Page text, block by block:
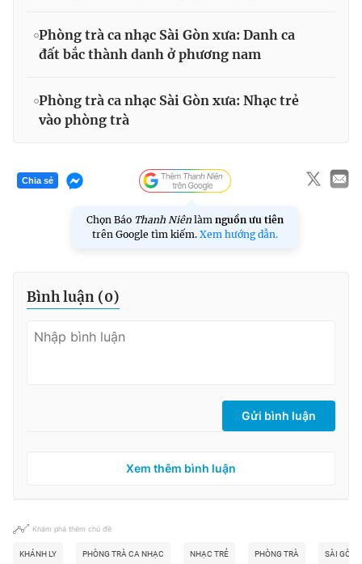
Phòng trà ca nhạc Sài Gòn xưa: Danh ca
đất bắc thành danh ở phương nam
Phòng trà ca nhạc Sài Gòn xưa: Nhạc trẻ
vào phòng trà
Chia sẻ
Chọn Báo Thanh Niên làm nguồn ưu tiên
trên Google tìm kiếm. Xem hướng dẫn.
Bình luận (0)
Gửi bình luận
Xem thêm bình luận
Khám phá thêm chủ đề
KHÁNH LY PHÒNG TRÀ CA NHẠC NHẠC TRẺ PHÒNG TRÀ SÀI GÒN